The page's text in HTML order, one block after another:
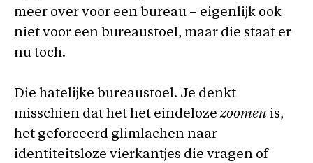
meer over voor een bureau – eigenlijk ook
niet voor een bureaustoel, maar die staat er
nu toch.
Die hatelijke bureaustoel. Je denkt
misschien dat het het eindelozezoomen is,
het geforceerd glimlachen naar
identiteitsloze vierkantjes die vragen of